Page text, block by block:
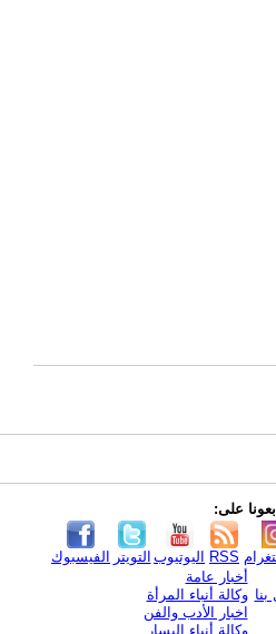
على:
الفيسبوك التويتر اليوتيوب RSS
أخبار عامة
وكالة أنباء المرأة
اخبار الأدب والفن
وكالة أنباء اليسار